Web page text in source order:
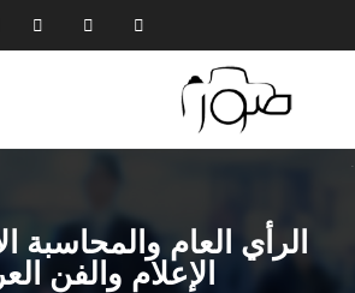
الرأي العام والمحاسبة
الإعلام والفن